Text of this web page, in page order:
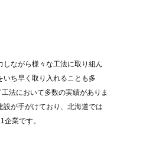
しながら様々な工法に取り組ん
いち早く取り入れることも多
法において多数の実績がありま
設が手がけており、北海道では
企業です。